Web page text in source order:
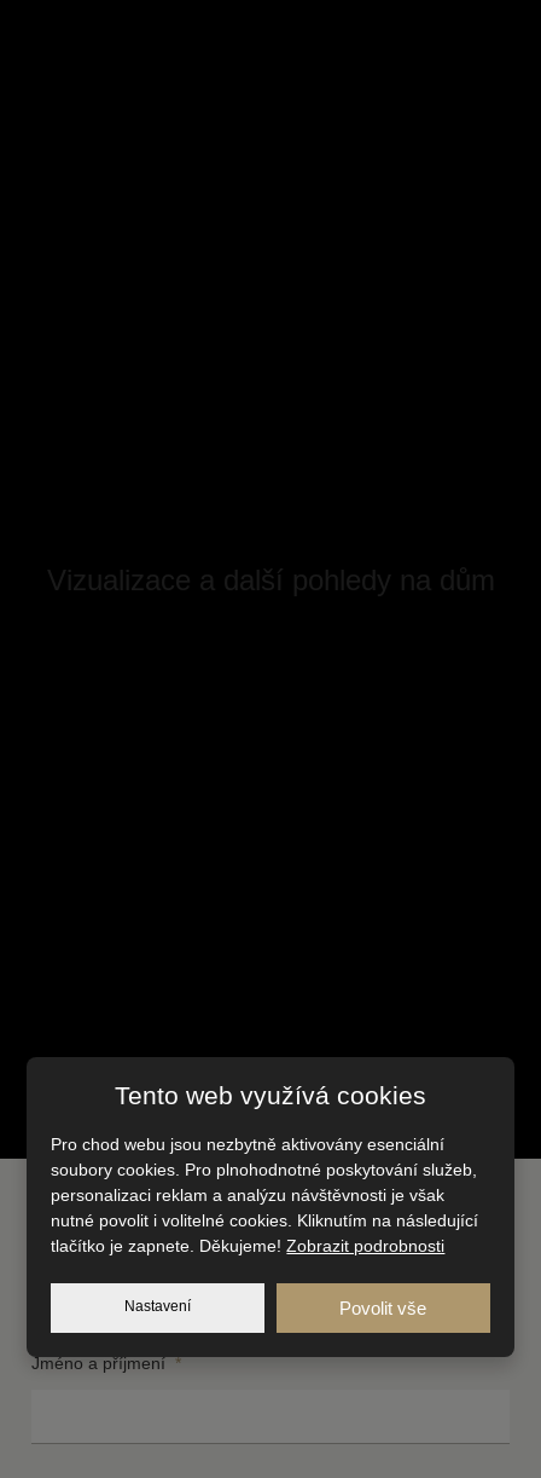
Vizualizace a další pohledy na dům
Je tento dům váš vysněný?
Domluvte si schůzku
Jméno a příjmení *
Tento web využívá cookies
Pro chod webu jsou nezbytně aktivovány esenciální
soubory cookies. Pro plnohodnotné poskytování služeb,
personalizaci reklam a analýzu návštěvnosti je však
nutné povolit i volitelné cookies. Kliknutím na následující
tlačítko je zapnete. Děkujeme!Zobrazit podrobnosti
Nastavení Povolit vše